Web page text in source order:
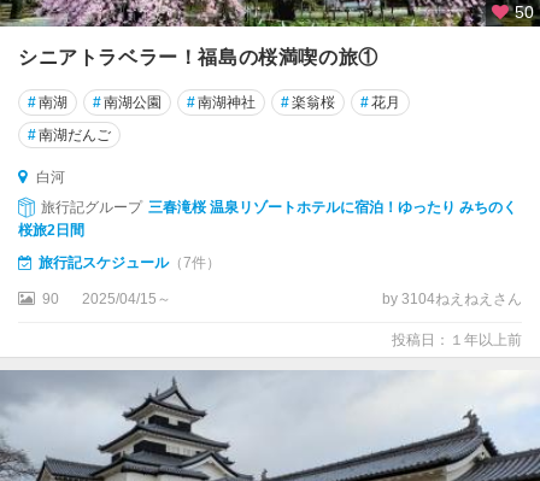
50
シニアトラベラー！福島の桜満喫の旅①
#南湖 #南湖公園 #南湖神社 #楽翁桜 #花月
#南湖だんご
白河
旅行記グループ 三春滝桜 温泉リゾートホテルに宿泊！ゆったり みちのく
桜旅2日間
旅行記スケジュール（7件）
90 2025/04/15～ by 3104ねえねえさん
投稿日：１年以上前